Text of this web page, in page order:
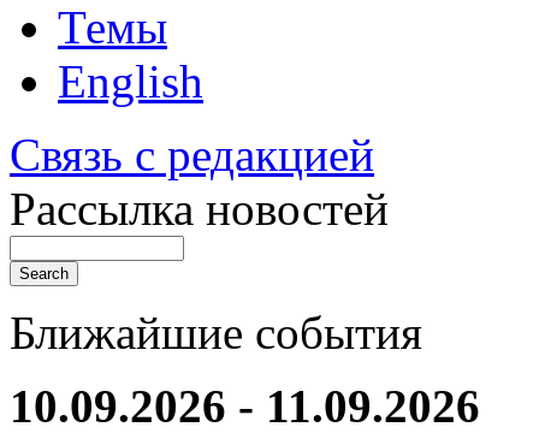
Темы
English
Связь с редакцией
Рассылка новостей
Ближайшие события
10.09.2026 - 11.09.2026